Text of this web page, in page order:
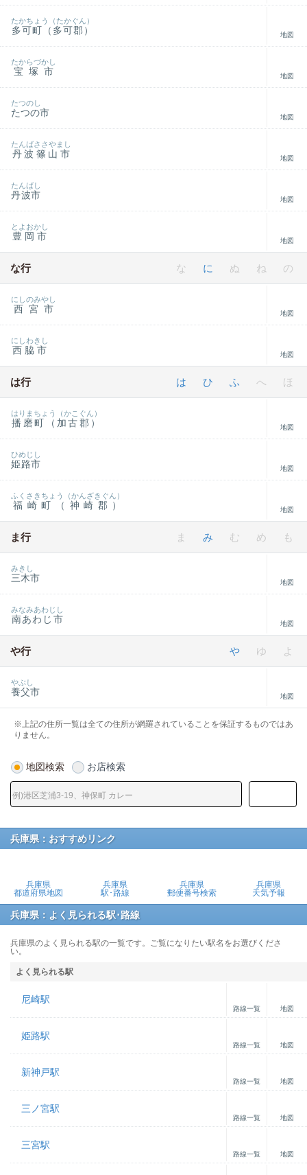
多可町（多可郡）
たかちょう（たかぐん）
地図
宝塚市
たからづかし
地図
たつの市
たつのし
地図
丹波篠山市
たんばささやまし
地図
丹波市
たんばし
地図
豊岡市
とよおかし
地図
な行 な に ぬ ね の
西宮市
にしのみやし
地図
西脇市
にしわきし
地図
は行 は ひ ふ へ ほ
播磨町（加古郡）
はりまちょう（かこぐん）
地図
姫路市
ひめじし
地図
福崎町（神崎郡）
ふくさきちょう（かんざきぐん）
地図
ま行 ま み む め も
三木市
みきし
地図
南あわじ市
みなみあわじし
地図
や行 や ゆ よ
養父市
やぶし
地図
※上記の住所一覧は全ての住所が網羅されていることを保証するものではあ
りません。
地図検索 お店検索
兵庫県：おすすめリンク
兵庫県
都道府県地図
兵庫県
駅･路線
兵庫県
郵便番号検索
兵庫県
天気予報
兵庫県：よく見られる駅･路線
兵庫県のよく見られる駅の一覧です。ご覧になりたい駅名をお選びくださ
い。
よく見られる駅
尼崎駅
路線一覧 地図
姫路駅
路線一覧 地図
新神戸駅
路線一覧 地図
三ノ宮駅
路線一覧 地図
三宮駅
路線一覧 地図